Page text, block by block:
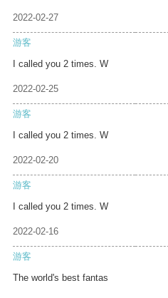
2022-02-27
游客
I called you 2 times. W
2022-02-25
游客
I called you 2 times. W
2022-02-20
游客
I called you 2 times. W
2022-02-16
游客
The world's best fantas